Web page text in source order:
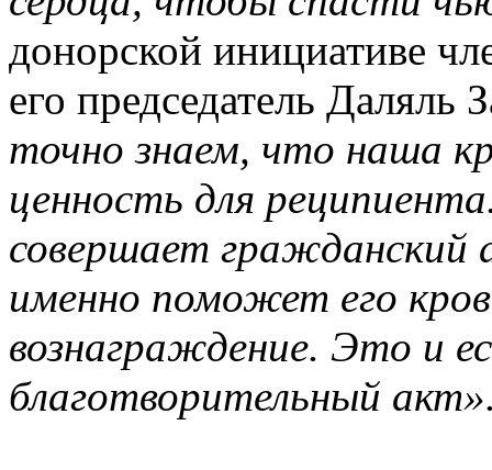
донорской инициативе
его председатель Даляль
точно знаем, что наша
ценность для
совершает гражданский
именно поможет его
вознаграждение. Это и
благотворительный